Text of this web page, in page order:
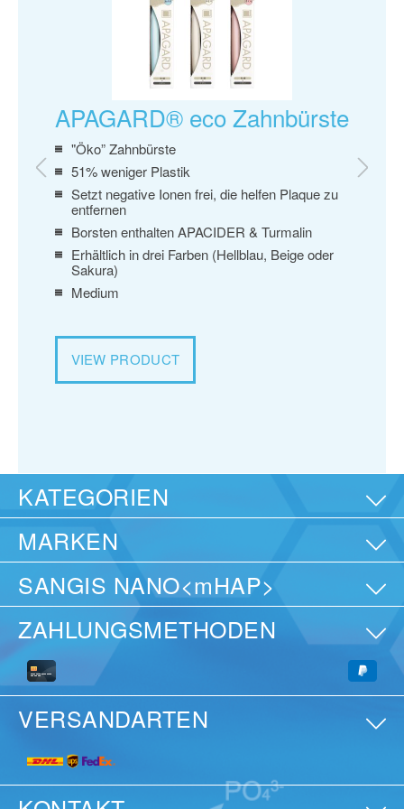
APAGARD® eco Zahnbürste
"Öko” Zahnbürste
51% weniger Plastik
Setzt negative Ionen frei, die helfen Plaque zu
entfernen
Borsten enthalten APACIDER & Turmalin
Erhältlich in drei Farben (Hellblau, Beige oder
Sakura)
Medium
VIEW PRODUCT
KATEGORIEN
MARKEN
SANGIS NANO<mHAP>
ZAHLUNGSMETHODEN
VERSANDARTEN